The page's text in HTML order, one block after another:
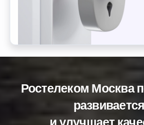
Ростелеком Москва
развивается
и улучшает